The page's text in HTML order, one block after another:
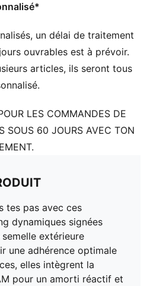
résistance
neutres
un délai de traitement
ouvrables est à prévoir.
articles, ils seront tous
LES COMMANDES DE
SOUS 60 JOURS AVEC TON
tes pas avec ces
dynamiques signées
semelle extérieure
une adhérence optimale
elles intègrent la
pour un amorti réactif et